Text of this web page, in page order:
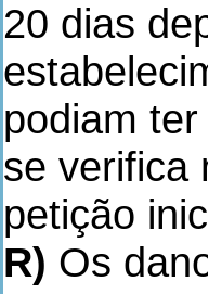
20 dias
podiam
se verifica
petição
R) Os